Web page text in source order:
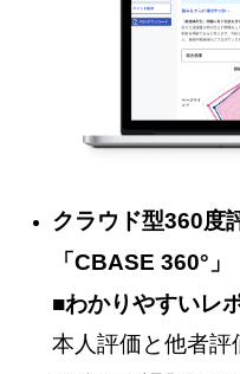
クラウド型360度
「CBASE 360°」
■わかりやすいレ
本人評価と他者